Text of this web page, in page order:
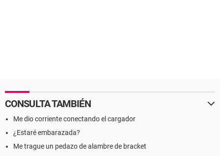
CONSULTA TAMBIÉN
Me dio corriente conectando el cargador
¿Estaré embarazada?
Me trague un pedazo de alambre de bracket